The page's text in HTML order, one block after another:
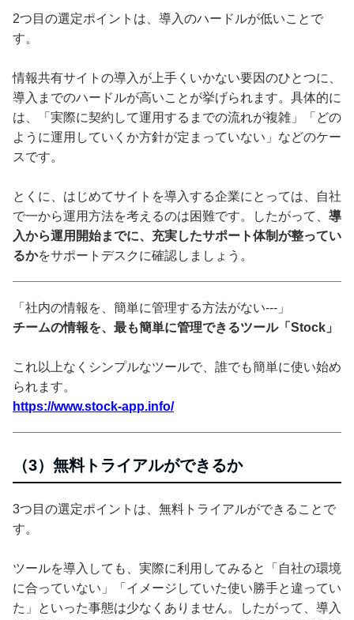
2つ目の選定ポイントは、導入のハードルが低いことで
す。
情報共有サイトの導入が上手くいかない要因のひとつに、
導入までのハードルが高いことが挙げられます。具体的に
は、「実際に契約して運用するまでの流れが複雑」「どの
ように運用していくか方針が定まっていない」などのケー
スです。
とくに、はじめてサイトを導入する企業にとっては、自社
で一から運用方法を考えるのは困難です。したがって、 導
入から運用開始までに、充実したサポート体制が整ってい
るかをサポートデスクに確認しましょう。
「社内の情報を、簡単に管理する方法がない---」
チームの情報を、最も簡単に管理できるツール「Stock」
これ以上なくシンプルなツールで、誰でも簡単に使い始め
られます。
https://www.stock-app.info/
（3）無料トライアルができるか
3つ目の選定ポイントは、無料トライアルができることで
す。
ツールを導入しても、実際に利用してみると「自社の環境
に合っていない」「イメージしていた使い勝手と違ってい
た」といった事態は少なくありません。したがって、導入